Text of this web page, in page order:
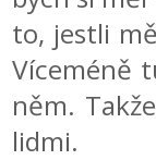
to, jestli
Víceméně
něm.
lidmi.